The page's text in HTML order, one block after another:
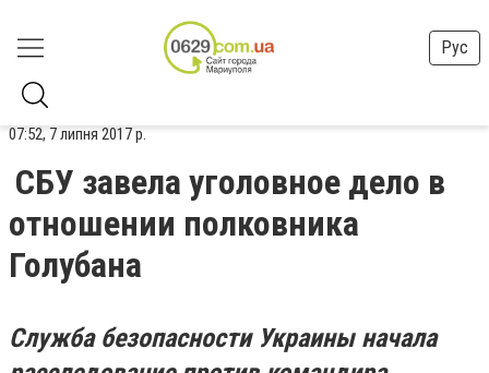
Рус
07:52, 7 липня 2017 р.
СБУ завела уголовное дело в
отношении полковника
Голубана
Служба безопасности Украины начала